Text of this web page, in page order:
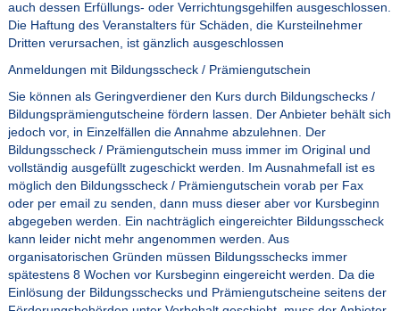
auch dessen Erfüllungs- oder Verrichtungsgehilfen ausgeschlossen.
Die Haftung des Veranstalters für Schäden, die Kursteilnehmer
Dritten verursachen, ist gänzlich ausgeschlossen
Anmeldungen mit Bildungsscheck / Prämiengutschein
Sie können als Geringverdiener den Kurs durch Bildungschecks /
Bildungsprämiengutscheine fördern lassen. Der Anbieter behält sich
jedoch vor, in Einzelfällen die Annahme abzulehnen. Der
Bildungsscheck / Prämiengutschein muss immer im Original und
vollständig ausgefüllt zugeschickt werden. Im Ausnahmefall ist es
möglich den Bildungsscheck / Prämiengutschein vorab per Fax
oder per email zu senden, dann muss dieser aber vor Kursbeginn
abgegeben werden. Ein nachträglich eingereichter Bildungsscheck
kann leider nicht mehr angenommen werden. Aus
organisatorischen Gründen müssen Bildungsschecks immer
spätestens 8 Wochen vor Kursbeginn eingereicht werden. Da die
Einlösung der Bildungsschecks und Prämiengutscheine seitens der